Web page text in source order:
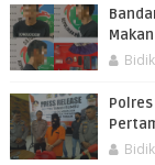
Makan